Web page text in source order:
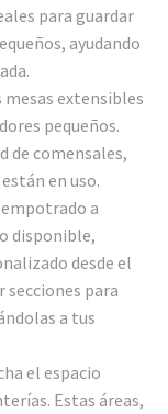
para guardar
ayudando
mesas extensibles
pequeños.
de comensales,
en uso.
a
disponible,
desde el
secciones para
a tus
el espacio
Estas áreas,